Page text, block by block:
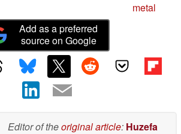
metal
Add as a preferred
source on Google
Editor of theoriginal article: Huzefa